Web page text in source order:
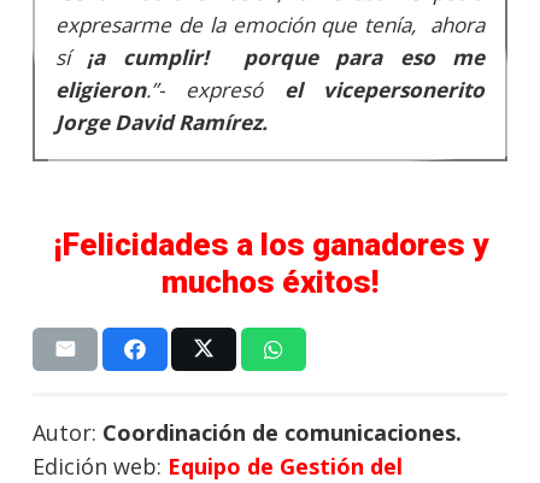
expresarme de la emoción que tenía, ahora
sí¡a cumplir! porque para eso me
eligieron.”- expresóel vicepersonerito
Jorge David Ramírez.
¡Felicidades a los ganadores y
muchos éxitos!
Autor: Coordinación de comunicaciones.
Edición web: Equipo de Gestión del